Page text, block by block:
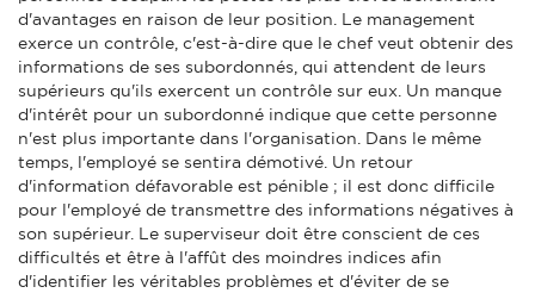
d'avantages en raison de leur position. Le management
exerce un contrôle, c'est-à-dire que le chef veut obtenir des
informations de ses subordonnés, qui attendent de leurs
supérieurs qu'ils exercent un contrôle sur eux. Un manque
d'intérêt pour un subordonné indique que cette personne
n'est plus importante dans l'organisation. Dans le même
temps, l'employé se sentira démotivé. Un retour
d'information défavorable est pénible ; il est donc difficile
pour l'employé de transmettre des informations négatives à
son supérieur. Le superviseur doit être conscient de ces
difficultés et être à l'affût des moindres indices afin
d'identifier les véritables problèmes et d'éviter de se